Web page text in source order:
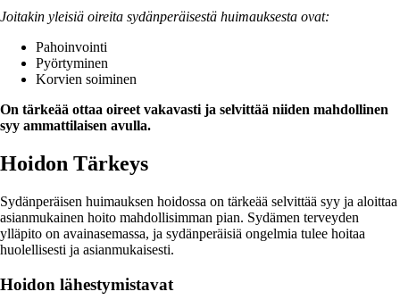
Joitakin yleisiä oireita sydänperäisestä huimauksesta ovat:
Pahoinvointi
Pyörtyminen
Korvien soiminen
On tärkeää ottaa oireet vakavasti ja selvittää niiden mahdollinen
syy ammattilaisen avulla.
Hoidon Tärkeys
Sydänperäisen huimauksen hoidossa on tärkeää selvittää syy ja aloittaa
asianmukainen hoito mahdollisimman pian. Sydämen terveyden
ylläpito on avainasemassa, ja sydänperäisiä ongelmia tulee hoitaa
huolellisesti ja asianmukaisesti.
Hoidon lähestymistavat